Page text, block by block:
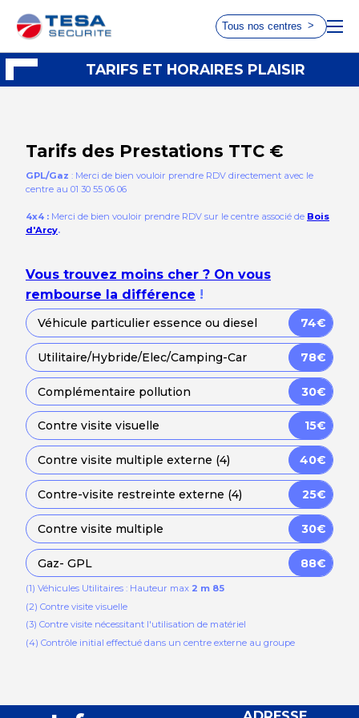
Tous nos centres
Choisissez le centre le plus
AUTOVISION
Taverny
AUTOSUR
AUTOVISION
Le Chesnay
Choisir ce
centre
Paris 15
Choisir ce
centre
AUTOVISION
Plaisir
centre
AUTOVISION
Choisir ce
centre
AUTOVISION
Choisir ce
centre
Choisir ce
Choisir ce
Choisir ce
ACCUEIL
RDV 2 ROUES
TARIFS ET HORAIRES PLAISIR
Tarifs des Prestations TTC €
GPL/Gaz : Merci de bien vouloir prendre RDV directement avec le
centre au 01 30 55 06 06
4x4 : Merci de bien vouloir prendre RDV sur le centre associé de Bois
d'Arcy.
Vous trouvez moins cher ? On vous
rembourse la différence !
Véhicule particulier essence ou diesel 74€
Utilitaire/Hybride/Elec/Camping-Car 78€
Complémentaire pollution 30€
Contre visite visuelle 15€
Contre visite multiple externe (4) 40€
Contre-visite restreinte externe (4) 25€
Contre visite multiple 30€
Gaz- GPL 88€
(1) Véhicules Utilitaires : Hauteur max 2 m 85
(2) Contre visite visuelle
(3) Contre visite nécessitant l'utilisation de matériel
(4) Contrôle initial effectué dans un centre externe au groupe